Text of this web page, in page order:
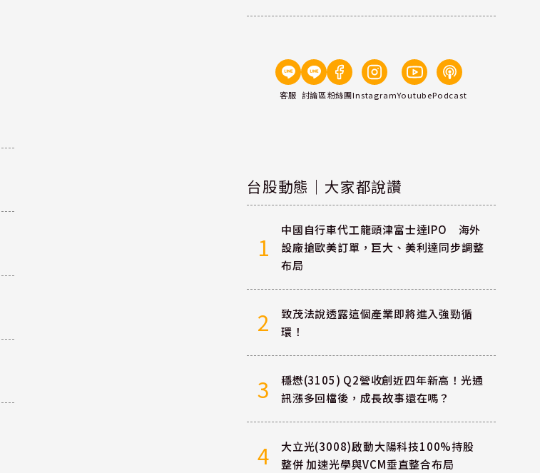
客服 討論區粉絲團InstagramYoutubePodcast
台股動態｜大家都說讚
1
中國自行車代工龍頭津富士達IPO 海外
設廠搶歐美訂單，巨大、美利達同步調整
布局
2
致茂法說透露這個產業即將進入強勁循
環！
3
穩懋(3105) Q2營收創近四年新高！光通
訊漲多回檔後，成長故事還在嗎？
4
大立光(3008)啟動大陽科技100%持股
整併 加速光學與VCM垂直整合布局